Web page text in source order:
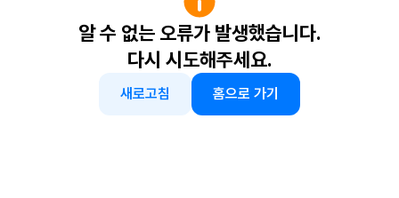
알 수 없는 오류가 발생했습니다.
다시 시도해주세요.
새로고침 홈으로 가기